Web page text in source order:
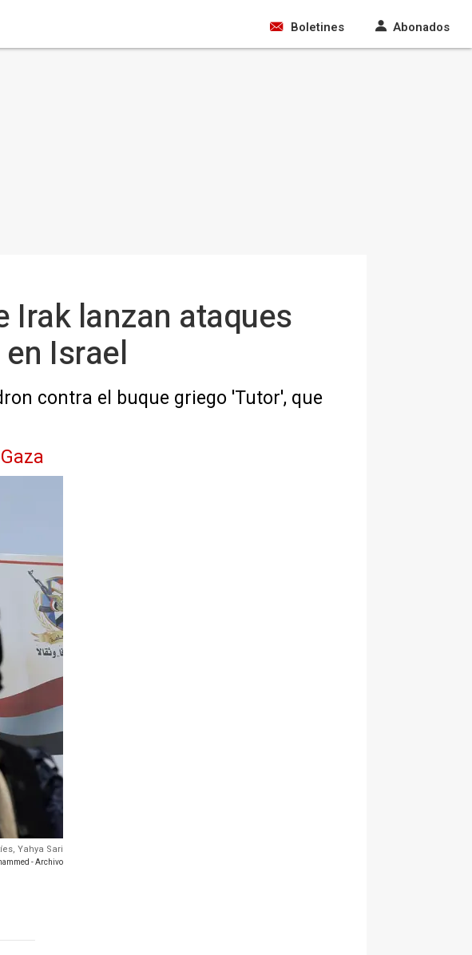
Boletines Abonados
Irak lanzan ataques
Israel
contra el buque griego 'Tutor', que
Yahya Sari
- Archivo